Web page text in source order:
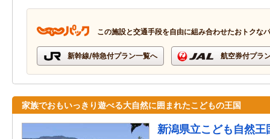
この施設と交通手段を自由に組み合わせたおトクな
新幹線/特急付プラン一覧へ 航空券付プラ
家族でおもいっきり遊べる大自然に囲まれたこどもの王国
新潟県立こども自然王